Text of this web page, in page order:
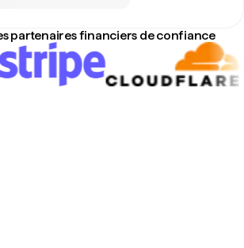
partenaires financiers de confiance